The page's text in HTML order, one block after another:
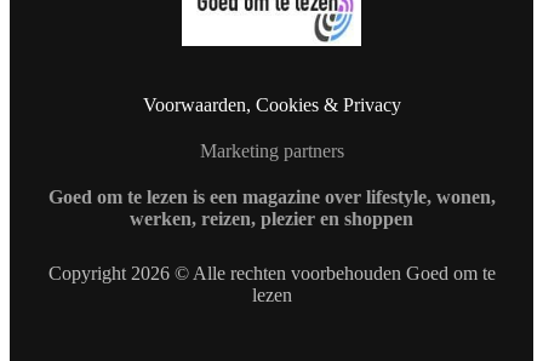
Voorwaarden, Cookies & Privacy
Marketing partners
Goed om te lezen is een magazine over lifestyle, wonen,
werken, reizen, plezier en shoppen
Copyright 2026 © Alle rechten voorbehouden Goed om te
lezen